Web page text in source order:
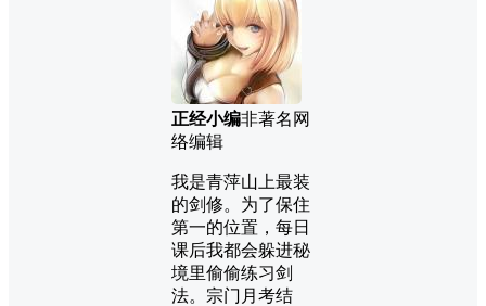
正经小编非著名网
络编辑
我是青萍山上最装
的剑修。为了保住
第一的位置，每日
课后我都会躲进秘
境里偷偷练习剑
法。宗门月考结